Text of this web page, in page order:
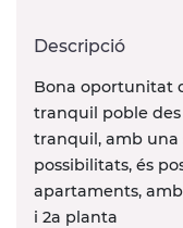
Descripció
Bona oportunitat
tranquil poble
tranquil, amb una
possibilitats, és
apartaments,
i 2a planta